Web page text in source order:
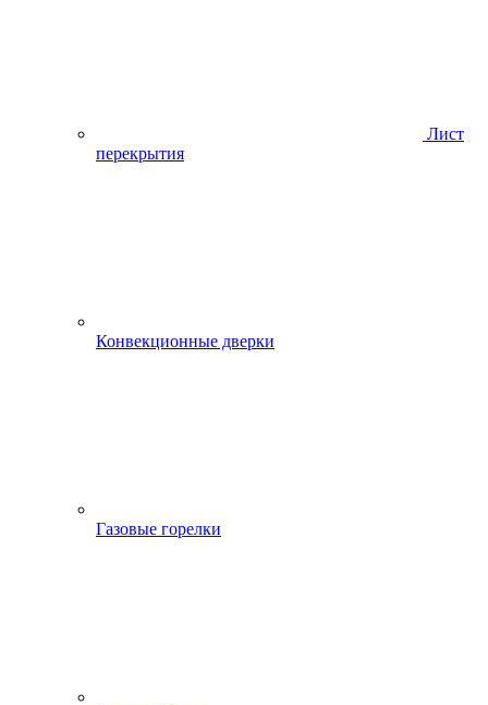
Лист
перекрытия
Конвекционные дверки
Газовые горелки